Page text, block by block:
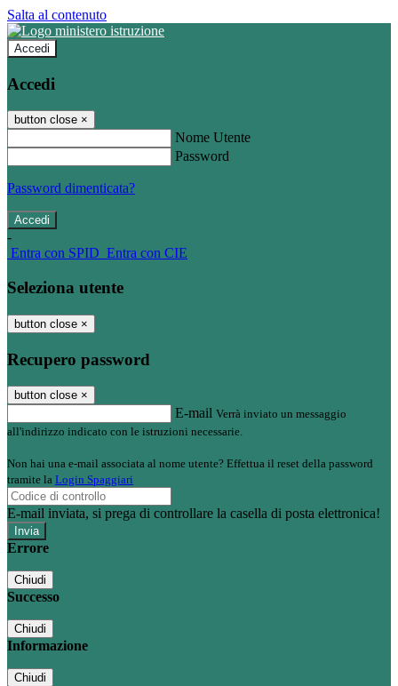
Salta al contenuto
Accedi
Accedi
button close ×
Nome Utente
Password
Password dimenticata?
-
Entra con SPID Entra con CIE
Seleziona utente
button close ×
Recupero password
button close ×
E-mail Verrà inviato un messaggio
all'indirizzo indicato con le istruzioni necessarie.
Non hai una e-mail associata al nome utente? Effettua il reset della password
tramite la Login Spaggiari
E-mail inviata, si prega di controllare la casella di posta elettronica!
Errore
Chiudi
Successo
Chiudi
Informazione
Chiudi